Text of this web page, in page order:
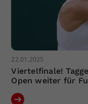
22.01.2025
Viertelfinale!
Open weiter für